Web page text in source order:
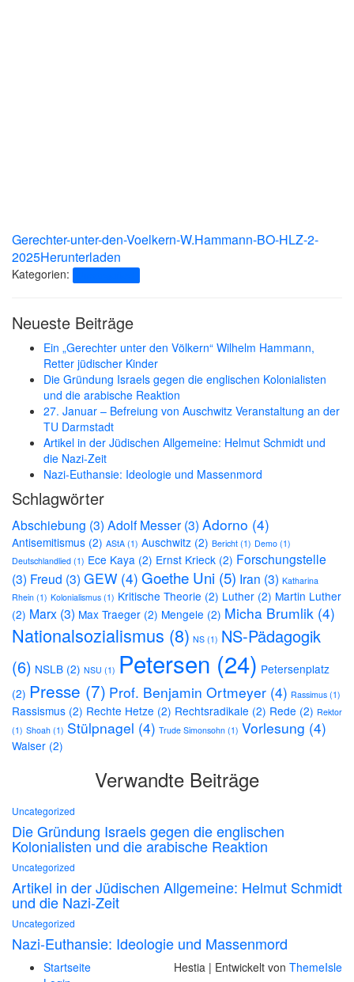
Gerechter-unter-den-Voelkern-W.Hammann-BO-HLZ-2-
2025Herunterladen
Kategorien:
Neueste Beiträge
Ein „Gerechter unter den Völkern“ Wilhelm Hammann,
Retter jüdischer Kinder
Die Gründung Israels gegen die englischen Kolonialisten
und die arabische Reaktion
27. Januar – Befreiung von Auschwitz Veranstaltung an der
TU Darmstadt
Artikel in der Jüdischen Allgemeine: Helmut Schmidt und
die Nazi-Zeit
Nazi-Euthansie: Ideologie und Massenmord
Schlagwörter
Abschiebung (3) Adolf Messer (3) Adorno (4)
Antisemitismus (2) AStA (1) Auschwitz (2) Bericht (1) Demo (1)
Deutschlandlied (1) Ece Kaya (2) Ernst Krieck (2) Forschungstelle
(3) Freud (3) GEW (4) Goethe Uni (5) Iran (3) Katharina
Rhein (1) Kolonialismus (1) Kritische Theorie (2) Luther (2) Martin Luther
(2) Marx (3) Max Traeger (2) Mengele (2) Micha Brumlik (4)
Nationalsozialismus (8) NS (1) NS-Pädagogik
(6) NSLB (2) NSU (1) Petersen (24) Petersenplatz
(2) Presse (7) Prof. Benjamin Ortmeyer (4) Rassimus (1)
Rassismus (2) Rechte Hetze (2) Rechtsradikale (2) Rede (2) Rektor
(1) Shoah (1) Stülpnagel (4) Trude Simonsohn (1) Vorlesung (4)
Walser (2)
Verwandte Beiträge
Uncategorized
Die Gründung Israels gegen die englischen
Kolonialisten und die arabische Reaktion
Uncategorized
Artikel in der Jüdischen Allgemeine: Helmut Schmidt
und die Nazi-Zeit
Uncategorized
Nazi-Euthansie: Ideologie und Massenmord
Startseite
Hestia | Entwickelt von ThemeIsle